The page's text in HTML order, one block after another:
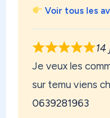
Voir tous les
Je veux les
sur temu viens
0639281963